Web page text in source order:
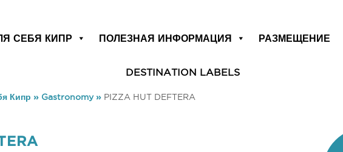
СЕБЯ КИПР ПОЛЕЗНАЯ ИНФОРМАЦИЯ РАЗМЕЩЕНИЕ
DESTINATION LABELS
Кипр » Gastronomy» PIZZA HUT DEFTERA